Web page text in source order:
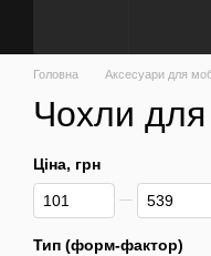
Головна Аксесуари для
Чохли
Ціна, грн
Від Ціна, грн
До Ціна, грн
Тип (форм-фактор)